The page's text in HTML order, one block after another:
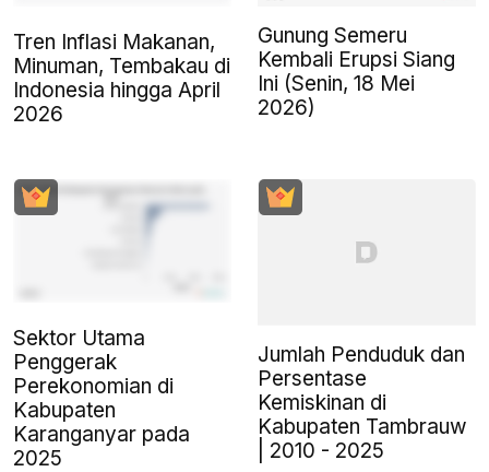
Tren Inflasi Makanan,
Minuman, Tembakau di
Indonesia hingga April
2026
Gunung Semeru
Kembali Erupsi Siang
Ini (Senin, 18 Mei
2026)
Sektor Utama
Penggerak
Perekonomian di
Kabupaten
Karanganyar pada
2025
Jumlah Penduduk dan
Persentase
Kemiskinan di
Kabupaten Tambrauw
| 2010 - 2025